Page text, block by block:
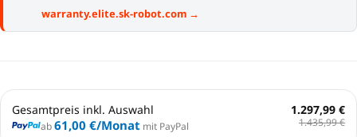
warranty.elite.sk-robot.com →
Gesamtpreis inkl. Auswahl
ab61,00 €/Monat mit PayPal
1.297,99 €
1.435,99 €